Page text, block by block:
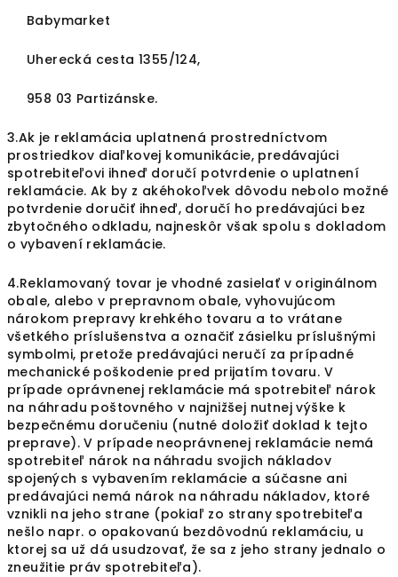
Babymarket
Uherecká cesta 1355/124,
958 03 Partizánske.
3.Ak je reklamácia uplatnená prostredníctvom
prostriedkov diaľkovej komunikácie, predávajúci
spotrebiteľovi ihneď doručí potvrdenie o uplatnení
reklamácie. Ak by z akéhokoľvek dôvodu nebolo možné
potvrdenie doručiť ihneď, doručí ho predávajúci bez
zbytočného odkladu, najneskôr však spolu s dokladom
o vybavení reklamácie.
4.Reklamovaný tovar je vhodné zasielať v originálnom
obale, alebo v prepravnom obale, vyhovujúcom
nárokom prepravy krehkého tovaru a to vrátane
všetkého príslušenstva a označiť zásielku príslušnými
symbolmi, pretože predávajúci neručí za prípadné
mechanické poškodenie pred prijatím tovaru. V
prípade oprávnenej reklamácie má spotrebiteľ nárok
na náhradu poštovného v najnižšej nutnej výške k
bezpečnému doručeniu (nutné doložiť doklad k tejto
preprave). V prípade neoprávnenej reklamácie nemá
spotrebiteľ nárok na náhradu svojich nákladov
spojených s vybavením reklamácie a súčasne ani
predávajúci nemá nárok na náhradu nákladov, ktoré
vznikli na jeho strane (pokiaľ zo strany spotrebiteľa
nešlo napr. o opakovanú bezdôvodnú reklamáciu, u
ktorej sa už dá usudzovať, že sa z jeho strany jednalo o
zneužitie práv spotrebiteľa).